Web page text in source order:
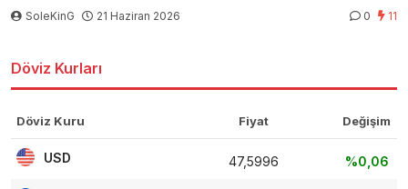
SoleKinG 21 Haziran 2026 0 11
Döviz Kurları
Döviz Kuru Fiyat Değişim
USD 47,5996 %0,06